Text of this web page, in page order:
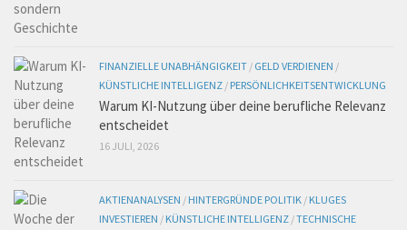
FINANZIELLE UNABHÄNGIGKEIT / GELD VERDIENEN /
KÜNSTLICHE INTELLIGENZ / PERSÖNLICHKEITSENTWICKLUNG
Warum KI-Nutzung über deine berufliche Relevanz
entscheidet
16 JULI, 2026
AKTIENANALYSEN / HINTERGRÜNDE POLITIK / KLUGES
INVESTIEREN / KÜNSTLICHE INTELLIGENZ /TECHNISCHE